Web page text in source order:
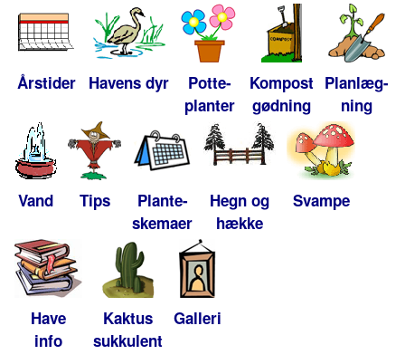
Årstider Havens dyr
Potte-
planter
Kompost
gødning
Planlæg-
ning
Vand Tips
Plante-
skemaer
Hegn og
hække
Svampe
Have
info
Kaktus
sukkulent
Galleri